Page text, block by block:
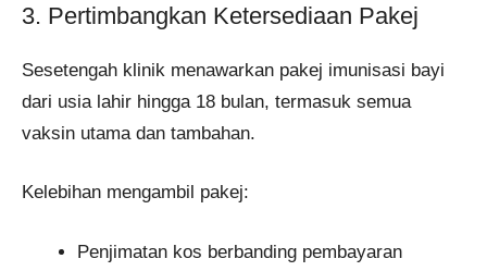
3. Pertimbangkan Ketersediaan Pakej
Sesetengah klinik menawarkan pakej imunisasi bayi
dari usia lahir hingga 18 bulan, termasuk semua
vaksin utama dan tambahan.
Kelebihan mengambil pakej:
Penjimatan kos berbanding pembayaran